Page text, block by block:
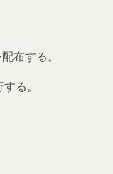
布する。
る。